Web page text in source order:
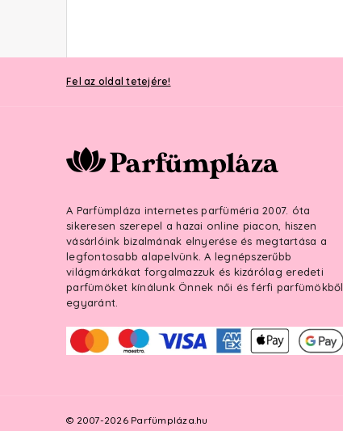
Fel az oldal tetejére!
A Parfümpláza internetes parfüméria 2007. óta
sikeresen szerepel a hazai online piacon, hiszen
vásárlóink bizalmának elnyerése és megtartása a
legfontosabb alapelvünk. A legnépszerűbb
világmárkákat forgalmazzuk és kizárólag eredeti
parfümöket kínálunk Önnek női és férfi parfümökből
egyaránt.
© 2007-2026 Parfümpláza.hu